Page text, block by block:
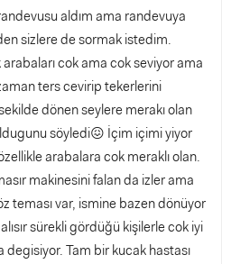
aldım ama randevuya
sizlere de sormak istedim.
cok ama cok seviyor ama
ters cevirip tekerlerini
dönen seylere merakı olan
söyledi😖 İçim içimi yiyor
arabalara cok meraklı olan.
makinesini falan da izler ama
teması var, ismine bazen dönüyor
sürekli gördüğü kişilerle cok iyi
Tam bir kucak hastası